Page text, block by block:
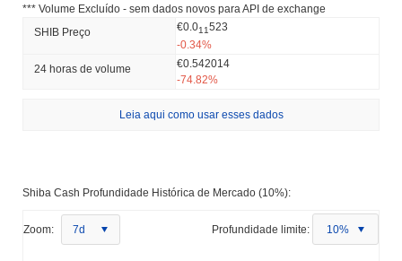
*** Volume Excluído - sem dados novos para API de exchange
SHIB Preço
€0.011523
-0.34%
24 horas de volume
€0.542014
-74.82%
Leia aqui como usar esses dados
Shiba Cash Profundidade Histórica de Mercado (10%):
Zoom: 7d Profundidade limite: 10%